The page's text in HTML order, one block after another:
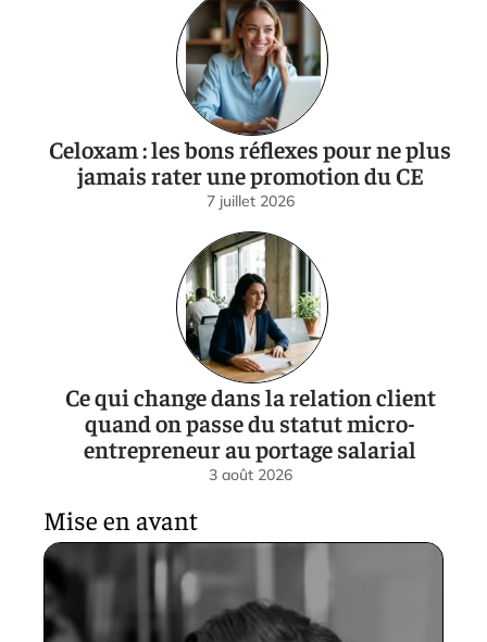
Celoxam : les bons réflexes pour ne plus
jamais rater une promotion du CE
7 juillet 2026
Ce qui change dans la relation client
quand on passe du statut micro-
entrepreneur au portage salarial
3 août 2026
Mise en avant